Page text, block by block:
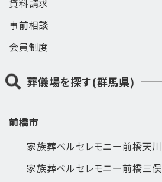
資料請求
事前相談
会員制度
葬儀場を探す(群馬県)
前橋市
家族葬ベルセレモニー前橋天川
家族葬ベルセレモニー前橋三俣